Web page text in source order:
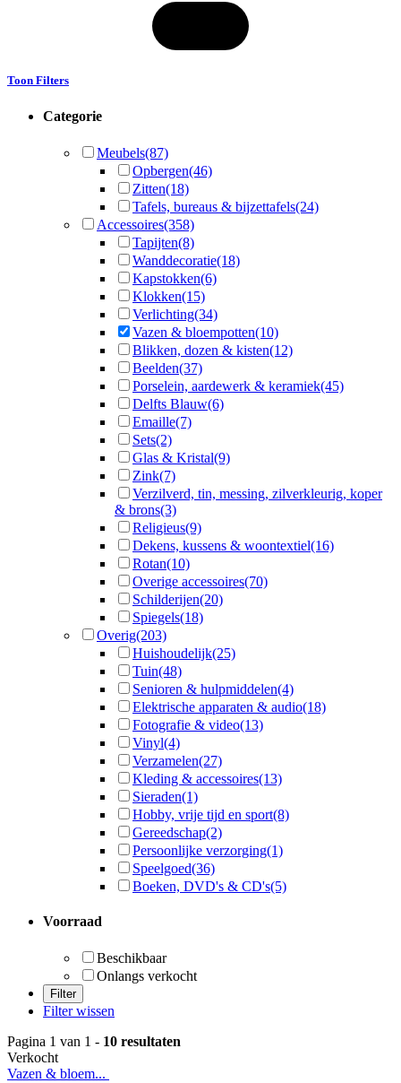
Toon Filters
Categorie
Meubels(87)
Opbergen(46)
Zitten(18)
Tafels, bureaus & bijzettafels(24)
Accessoires(358)
Tapijten(8)
Wanddecoratie(18)
Kapstokken(6)
Klokken(15)
Verlichting(34)
Vazen & bloempotten(10)
Blikken, dozen & kisten(12)
Beelden(37)
Porselein, aardewerk & keramiek(45)
Delfts Blauw(6)
Emaille(7)
Sets(2)
Glas & Kristal(9)
Zink(7)
Verzilverd, tin, messing, zilverkleurig, koper
& brons(3)
Religieus(9)
Dekens, kussens & woontextiel(16)
Rotan(10)
Overige accessoires(70)
Schilderijen(20)
Spiegels(18)
Overig(203)
Huishoudelijk(25)
Tuin(48)
Senioren & hulpmiddelen(4)
Elektrische apparaten & audio(18)
Fotografie & video(13)
Vinyl(4)
Verzamelen(27)
Kleding & accessoires(13)
Sieraden(1)
Hobby, vrije tijd en sport(8)
Gereedschap(2)
Persoonlijke verzorging(1)
Speelgoed(36)
Boeken, DVD's & CD's(5)
Voorraad
Beschikbaar
Onlangs verkocht
Filter wissen
Pagina 1 van 1 - 10 resultaten
Verkocht
Vazen & bloem...